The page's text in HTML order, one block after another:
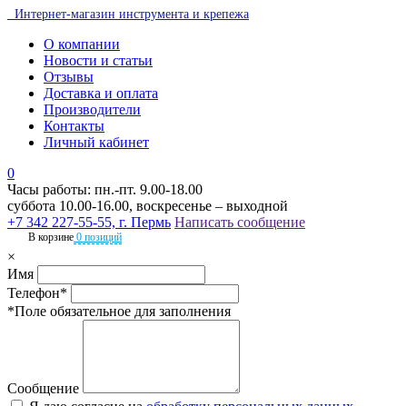
Интернет-магазин инструмента и крепежа
О компании
Новости и статьи
Отзывы
Доставка и оплата
Производители
Контакты
Личный кабинет
0
Часы работы: пн.-пт. 9.00-18.00
суббота 10.00-16.00, воскресенье – выходной
+7 342 227-55-55, г. Пермь Написать сообщение
В корзине 0 позиций
×
Имя
Телефон*
*Поле обязательное для заполнения
Сообщение